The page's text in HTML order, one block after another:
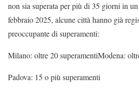
non sia superata per più di 35 giorni in
febbraio 2025, alcune città hanno già
preoccupante di superamenti:
Milano: oltre 20 superamentiModena:
Padova: 15 o più superamenti